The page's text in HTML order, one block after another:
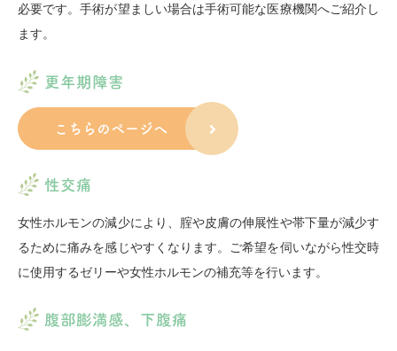
必要です。手術が望ましい場合は手術可能な医療機関へご紹介し
ます。
更年期障害
こちらのページへ
性交痛
女性ホルモンの減少により、腟や皮膚の伸展性や帯下量が減少す
るために痛みを感じやすくなります。ご希望を伺いながら性交時
に使用するゼリーや女性ホルモンの補充等を行います。
腹部膨満感、下腹痛